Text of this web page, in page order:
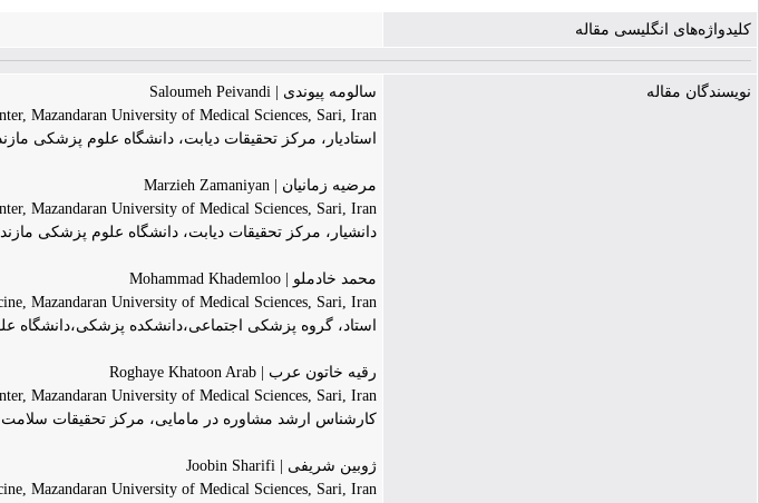
کلیدواژه‌های انگلیسی مقاله
نویسندگان مقاله
سالومه پیوندی | Saloumeh Peivandi
Mazandaran University of Medical Sciences, Sari, Iran
استادیار، مرکز تحقیقات دیابت، دانشگاه علوم پزشکی
مرضیه زمانیان | Marzieh Zamaniyan
Mazandaran University of Medical Sciences, Sari, Iran
دانشیار، مرکز تحقیقات دیابت، دانشگاه علوم پزشکی
محمد خادملو | Mohammad Khademloo
Mazandaran University of Medical Sciences, Sari, Iran
استاد، گروه پزشکی اجتماعی،دانشکده پزشکی،دانشگاه
رقیه خاتون عرب | Roghaye Khatoon Arab
Mazandaran University of Medical Sciences, Sari, Iran
کارشناس ارشد مشاوره در مامایی، مرکز تحقیقات سلامت
ژوبین شریفی | Joobin Sharifi
Mazandaran University of Medical Sciences, Sari, Iran